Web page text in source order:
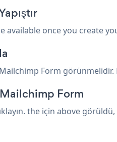
available once you create
Form
Form
the için above